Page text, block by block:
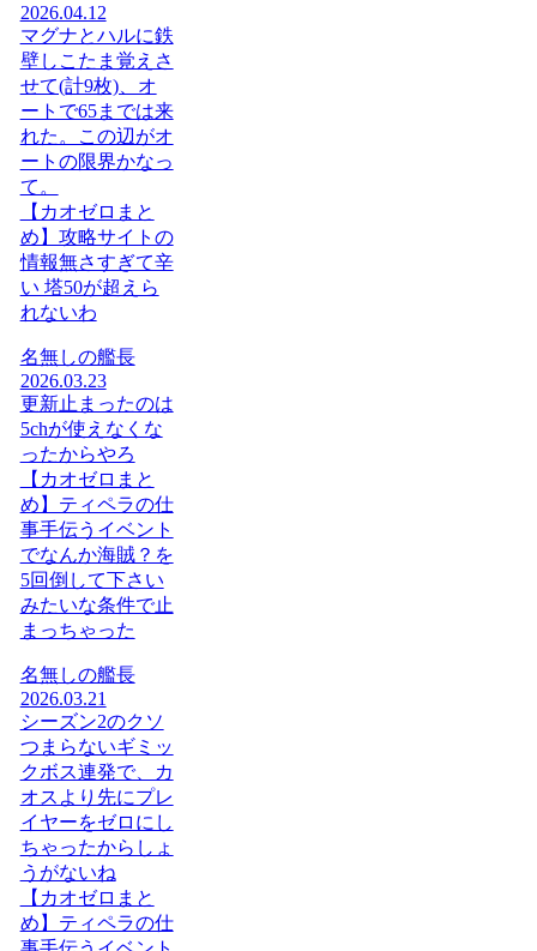
2026.04.12
マグナとハルに鉄
壁しこたま覚えさ
せて(計9枚)、オ
ートで65までは来
れた。この辺がオ
ートの限界かなっ
て。
【カオゼロまと
め】攻略サイトの
情報無さすぎて辛
い 塔50が超えら
れないわ
名無しの艦長
2026.03.23
更新止まったのは
5chが使えなくな
ったからやろ
【カオゼロまと
め】ティペラの仕
事手伝うイベント
でなんか海賊？を
5回倒して下さい
みたいな条件で止
まっちゃった
名無しの艦長
2026.03.21
シーズン2のクソ
つまらないギミッ
クボス連発で、カ
オスより先にプレ
イヤーをゼロにし
ちゃったからしょ
うがないね
【カオゼロまと
め】ティペラの仕